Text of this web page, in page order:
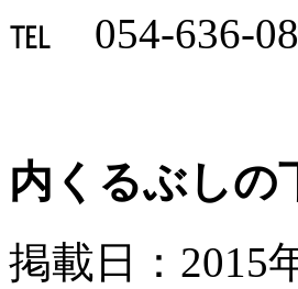
℡ 054-636-
内くるぶしの
掲載日：2015